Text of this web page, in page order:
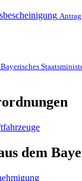
Antrag
Bayerisches
dem